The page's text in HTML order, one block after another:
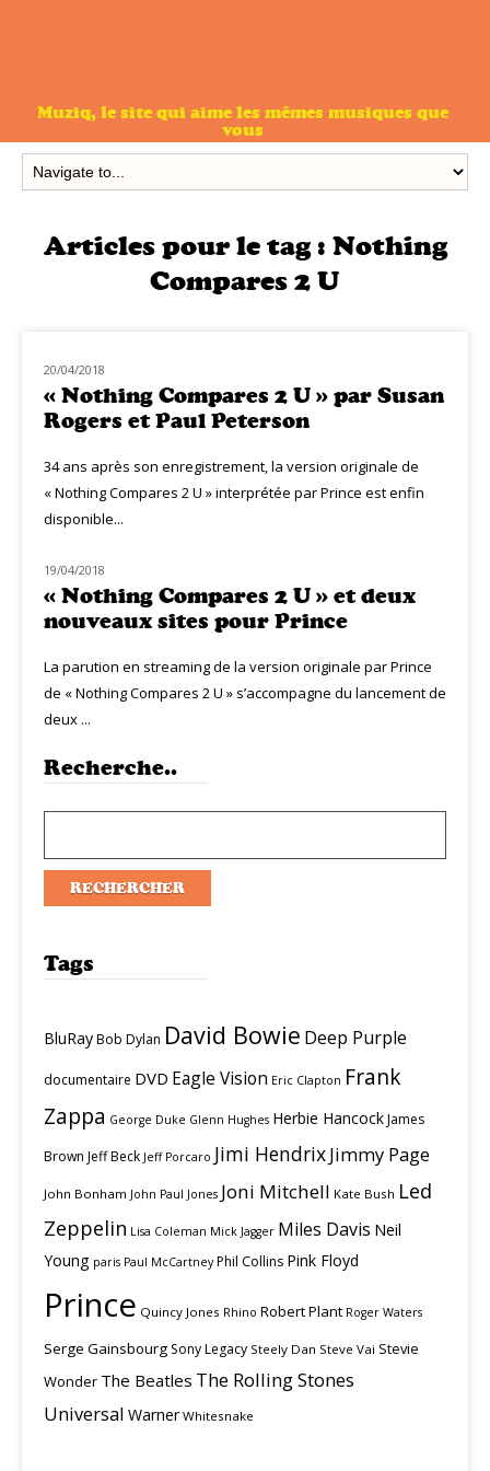
Muziq, le site qui aime les mêmes musiques que
vous
Articles pour le tag : Nothing
Compares 2 U
MUZIQ PEOPLE
20/04/2018
« Nothing Compares 2 U » par Susan
Rogers et Paul Peterson
34 ans après son enregistrement, la version originale de
« Nothing Compares 2 U » interprétée par Prince est enfin
disponible...
MUZIQ NEWS
19/04/2018
« Nothing Compares 2 U » et deux
nouveaux sites pour Prince
La parution en streaming de la version originale par Prince
de « Nothing Compares 2 U » s’accompagne du lancement de
deux ...
Recherche..
Tags
BluRayBob Dylan David Bowie Deep Purple
documentaire DVD Eagle Vision Eric Clapton Frank
Zappa George Duke Glenn Hughes Herbie HancockJames
Brown Jeff Beck Jeff Porcaro Jimi HendrixJimmy Page
John Bonham John Paul Jones Joni Mitchell Kate Bush Led
Zeppelin Lisa Coleman Mick Jagger Miles Davis Neil
Young paris Paul McCartney Phil Collins Pink Floyd
Prince Quincy Jones Rhino Robert Plant Roger Waters
Serge Gainsbourg Sony Legacy Steely Dan Steve Vai Stevie
Wonder The Beatles The Rolling Stones
Universal Warner Whitesnake